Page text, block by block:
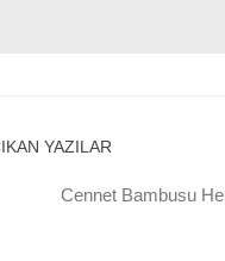
YAZILAR
Cennet Bambusu